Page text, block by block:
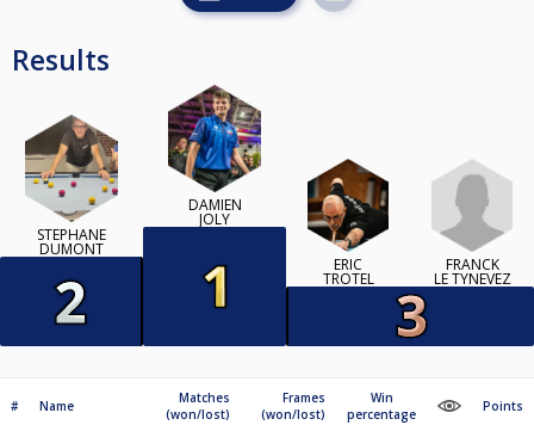
Results
STÉPHANE
DUMONT
DAMIEN
JOLY
ERIC
TROTEL
FRANCK
LE TYNEVEZ
# Name
Matches
(won/lost)
Frames
(won/lost)
Win
percentage
Points